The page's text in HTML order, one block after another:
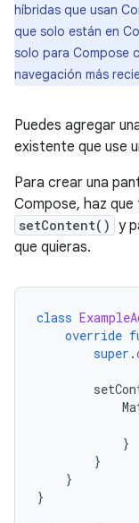
híbridas que usan
que solo están en
solo para Compose
navegación más
Puedes agregar
existente que use
Para crear una
Compose, haz
setContent() y
que quieras.
class
override
super .
}
}
}
}